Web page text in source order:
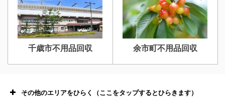
千歳市不用品回収 余市町不用品回収
その他のエリアをひらく（ここをタップするとひらきます）